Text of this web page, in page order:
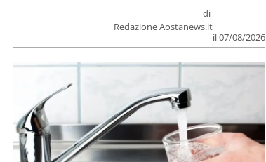
di
Redazione Aostanews.it
il 07/08/2026